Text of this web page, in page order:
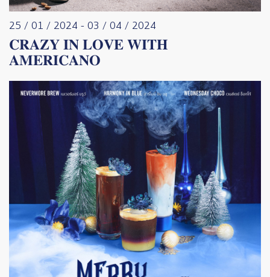
25 / 01 / 2024 - 03 / 04 / 2024
𝐂𝐑𝐀𝐙𝐘 𝐈𝐍 𝐋𝐎𝐕𝐄 𝐖𝐈𝐓𝐇
𝐀𝐌𝐄𝐑𝐈𝐂𝐀𝐍𝐎